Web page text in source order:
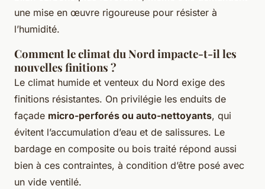
une mise en œuvre rigoureuse pour résister à
l’humidité.
Comment le climat du Nord impacte-t-il les
nouvelles finitions ?
Le climat humide et venteux du Nord exige des
finitions résistantes. On privilégie les enduits de
façade micro-perforés ou auto-nettoyants, qui
évitent l’accumulation d’eau et de salissures. Le
bardage en composite ou bois traité répond aussi
bien à ces contraintes, à condition d’être posé avec
un vide ventilé.